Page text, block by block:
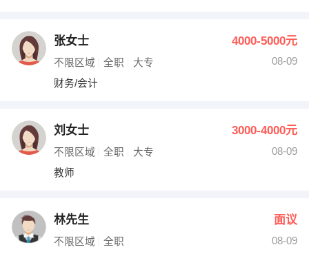
张女士 4000-5000元
不限区域 全职 大专
08-09
财务/会计
刘女士 3000-4000元
不限区域 全职 大专
08-09
教师
林先生 面议
不限区域 全职
08-09